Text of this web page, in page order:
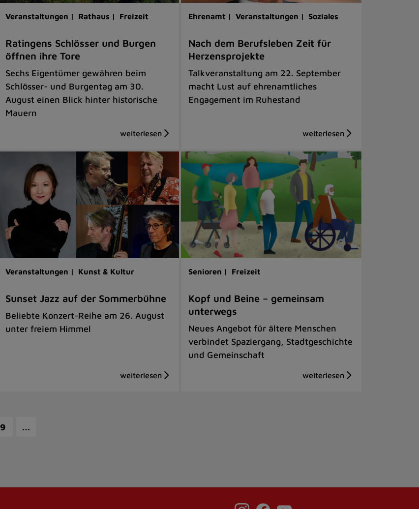
Veranstaltungen | Rathaus | Freizeit
Ratingens Schlösser und Burgen
öffnen ihre Tore
Sechs Eigentümer gewähren beim
Schlösser- und Burgentag am 30.
August einen Blick hinter historische
Mauern
Ehrenamt | Veranstaltungen | Soziales
Nach dem Berufsleben Zeit für
Herzensprojekte
Talkveranstaltung am 22. September
macht Lust auf ehrenamtliches
Engagement im Ruhestand
Veranstaltungen | Kunst & Kultur
Sunset Jazz auf der Sommerbühne
Beliebte Konzert-Reihe am 26. August
unter freiem Himmel
Senioren | Freizeit
Kopf und Beine – gemeinsam
unterwegs
Neues Angebot für ältere Menschen
verbindet Spaziergang, Stadtgeschichte
und Gemeinschaft
9 …